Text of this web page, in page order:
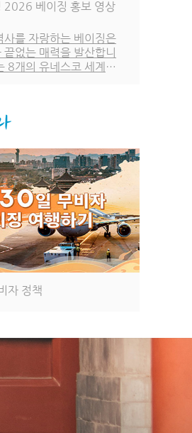
2026 베이징 홍보 영상
사를 자랑하는 베이징은
없는 매력을 발산합니
8개의 유네스코 세계문
명이 계승되고 이어져 왔
측면들이 이 도시, 바로
아름답고 독특하게 만들
자 정책